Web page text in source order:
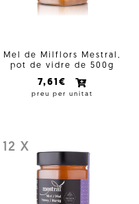
Mel de Milflors Mestral,
pot de vidre de 500g
7,61€
preu per unitat
12 X